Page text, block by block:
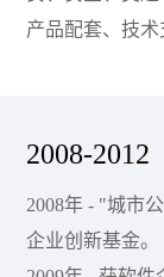
产品配套、技术
2008-2012
2008年 - "城市
企业创新基金。